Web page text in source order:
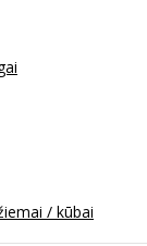
/ kūbai